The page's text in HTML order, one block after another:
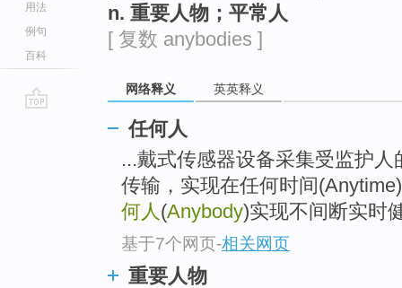
用法
例句
百科
n. 重要人物；平常人
[ 复数 anybodies ]
网络释义 英英释义
任何人
...戴式传感器设备采集受监护
传输，实现在任何时间
何人(Anybody)实现不间断实时
基于7个网页-相关网页
重要人物